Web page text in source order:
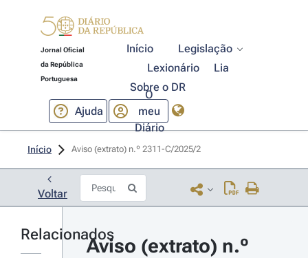
Jornal Oficial
da República
Portuguesa
Início
Legislação
Lexionário
Lia
Sobre o DR
Ajuda
O
meu
Diário
Início Aviso (extrato) n.º 2311-C/2025/2
Voltar
Relacionados
Aviso (extrato) n.º